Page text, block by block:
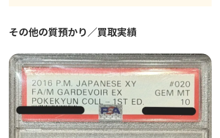
その他の質預かり／買取実績